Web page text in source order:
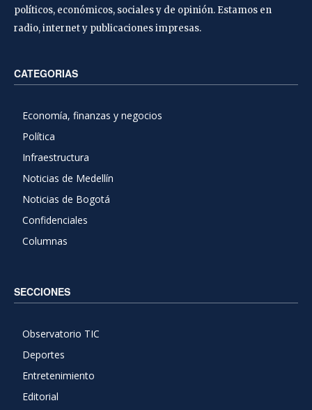
políticos, económicos, sociales y de opinión. Estamos en
radio, internet y publicaciones impresas.
CATEGORIAS
Economía, finanzas y negocios
Política
Infraestructura
Noticias de Medellín
Noticias de Bogotá
Confidenciales
Columnas
SECCIONES
Observatorio TIC
Deportes
Entretenimiento
Editorial